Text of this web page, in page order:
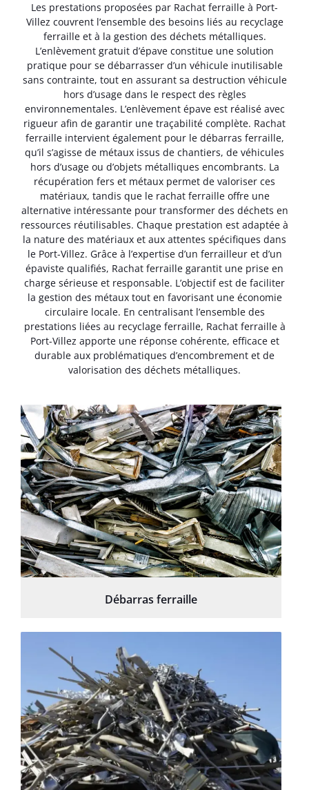
Les prestations proposées par Rachat ferraille à Port-
Villez couvrent l’ensemble des besoins liés au recyclage
ferraille et à la gestion des déchets métalliques.
L’enlèvement gratuit d’épave constitue une solution
pratique pour se débarrasser d’un véhicule inutilisable
sans contrainte, tout en assurant sa destruction véhicule
hors d’usage dans le respect des règles
environnementales. L’enlèvement épave est réalisé avec
rigueur afin de garantir une traçabilité complète. Rachat
ferraille intervient également pour le débarras ferraille,
qu’il s’agisse de métaux issus de chantiers, de véhicules
hors d’usage ou d’objets métalliques encombrants. La
récupération fers et métaux permet de valoriser ces
matériaux, tandis que le rachat ferraille offre une
alternative intéressante pour transformer des déchets en
ressources réutilisables. Chaque prestation est adaptée à
la nature des matériaux et aux attentes spécifiques dans
le Port-Villez. Grâce à l’expertise d’un ferrailleur et d’un
épaviste qualifiés, Rachat ferraille garantit une prise en
charge sérieuse et responsable. L’objectif est de faciliter
la gestion des métaux tout en favorisant une économie
circulaire locale. En centralisant l’ensemble des
prestations liées au recyclage ferraille, Rachat ferraille à
Port-Villez apporte une réponse cohérente, efficace et
durable aux problématiques d’encombrement et de
valorisation des déchets métalliques.
Débarras ferraille